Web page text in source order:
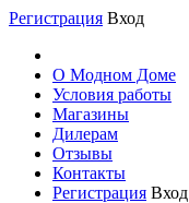
Регистрация Вход
О Модном Доме
Условия работы
Магазины
Дилерам
Отзывы
Контакты
Регистрация Вход